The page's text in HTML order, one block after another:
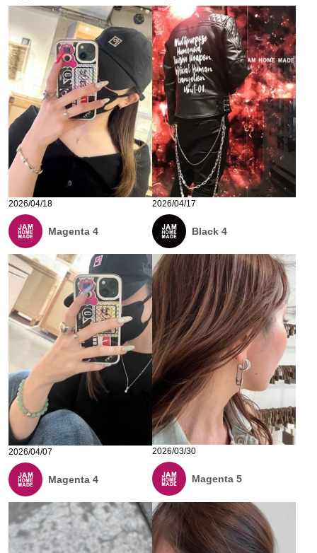
2026/04/18
Magenta 4
2026/04/17
Black 4
2026/04/07
Magenta 4
2026/03/30
Magenta 5